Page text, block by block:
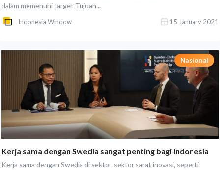
dalam memenuhi target Tujuan...
Indonesia Window 15 January 2021
Nasional
Kerja sama dengan Swedia sangat penting bagi Indonesia
Kerja sama dengan Swedia di sektor-sektor sarat inovasi, seperti